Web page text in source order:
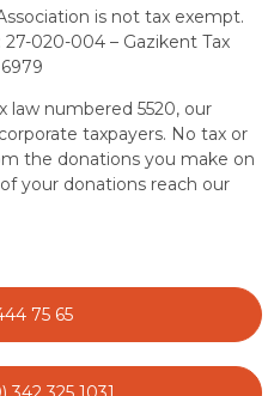
is not tax exempt.
020-004 – Gazikent Tax
numbered 5520, our
taxpayers. No tax or
the donations you make on
your donations reach our
75 65